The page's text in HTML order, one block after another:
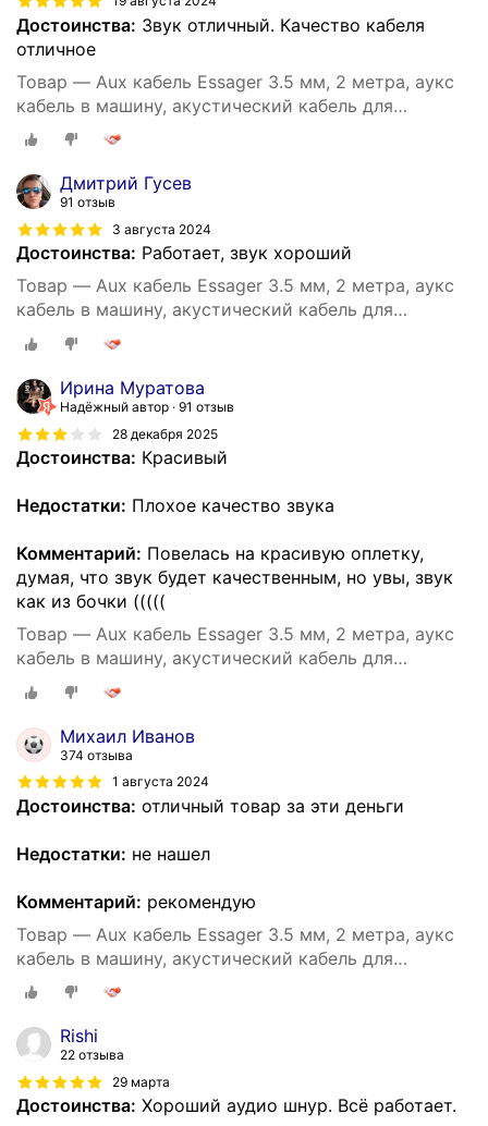
Достоинства: Звук отличный. Качество кабеля
отличное
Товар — Aux кабель Essager 3.5 мм, 2 метра, аукс
кабель в машину, акустический кабель для
наушников, аудио кабель 3.5 мм (Серый)
Дмитрий Гусев
91 отзыв
3 августа 2024
Достоинства: Работает, звук хороший
Товар — Aux кабель Essager 3.5 мм, 2 метра, аукс
кабель в машину, акустический кабель для
наушников, аудио кабель 3.5 мм (Серый)
Ирина Муратова
Надёжный автор 91 отзыв
28 декабря 2025
Достоинства: Красивый
Недостатки: Плохое качество звука
Комментарий: Повелась на красивую оплетку,
думая, что звук будет качественным, но увы, звук
как из бочки (((((
Товар — Aux кабель Essager 3.5 мм, 2 метра, аукс
кабель в машину, акустический кабель для
наушников, аудио кабель 3.5 мм (Серый)
Михаил Иванов
374 отзыва
1 августа 2024
Достоинства: отличный товар за эти деньги
Недостатки: не нашел
Комментарий: рекомендую
Товар — Aux кабель Essager 3.5 мм, 2 метра, аукс
кабель в машину, акустический кабель для
наушников, аудио кабель 3.5 мм (Серый)
Rishi
22 отзыва
29 марта
Достоинства: Хороший аудио шнур. Всё работает.